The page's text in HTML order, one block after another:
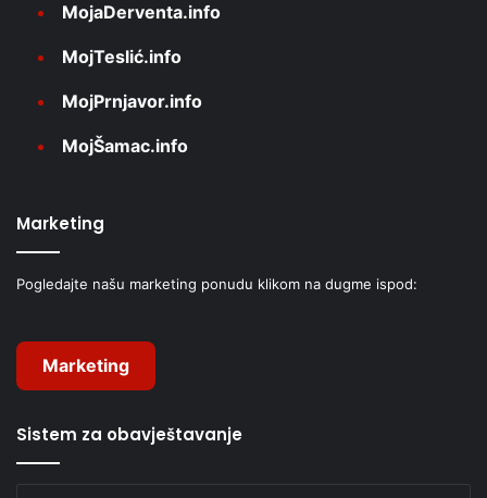
MojaDerventa.info
MojTeslić.info
MojPrnjavor.info
MojŠamac.info
Marketing
Pogledajte našu marketing ponudu klikom na dugme ispod:
Marketing
Sistem za obavještavanje